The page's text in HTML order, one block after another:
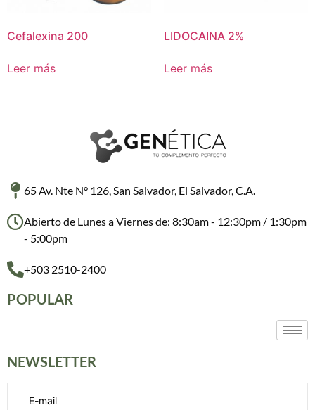
Cefalexina 200
Leer más
LIDOCAINA 2%
Leer más
65 Av. Nte N° 126, San Salvador, El Salvador, C.A.
Abierto de Lunes a Viernes de: 8:30am - 12:30pm / 1:30pm
- 5:00pm
+503 2510-2400
POPULAR
NEWSLETTER